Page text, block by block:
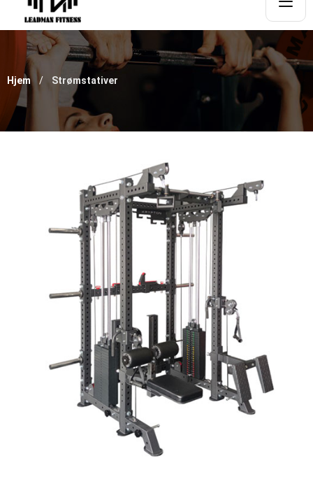
Hjem Strømstativer